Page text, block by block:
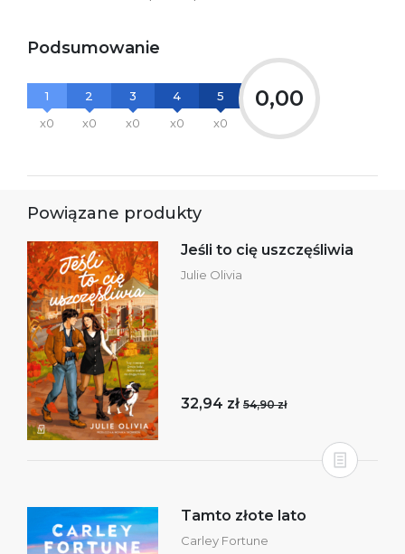
Podsumowanie
1
x0
2
x0
3
x0
4
x0
5
x0
0,00
Powiązane produkty
Jeśli to cię uszczęśliwia
Julie Olivia
32,94 zł 54,90 zł
Tamto złote lato
Carley Fortune